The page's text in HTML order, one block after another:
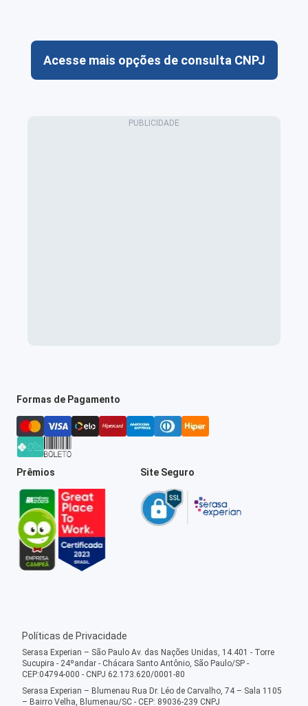
Acesse mais opções de consulta CNPJ
Formas de Pagamento
Prêmios Site Seguro
Políticas de Privacidade
Serasa Experian – São Paulo Av. das Nações Unidas, 14.401 - Torre
Sucupira - 24ºandar - Chácara Santo Antônio, São Paulo/SP -
CEP:04794-000 - CNPJ 62.173.620/0001-80
Serasa Experian – Blumenau Rua Dr. Léo de Carvalho, 74 – Sala 1105
– Bairro Velha, Blumenau/SC - CEP: 89036-239 CNPJ